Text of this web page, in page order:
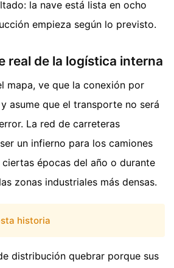
la nave está lista en ocho
empieza según lo previsto.
real de la logística interna
mapa, ve que la conexión por
asume que el transporte no será
La red de carreteras
un infierno para los camiones
épocas del año o durante
zonas industriales más densas.
historia
distribución quebrar porque sus